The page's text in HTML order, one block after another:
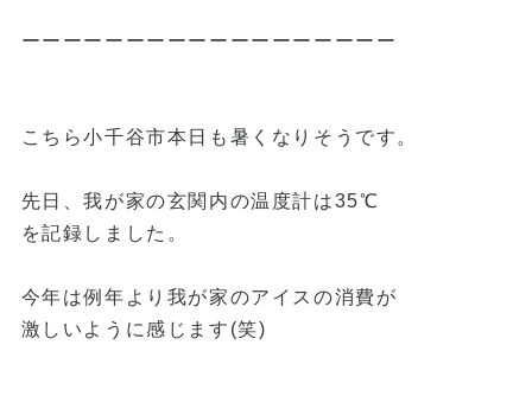
ーーーーーーーーーーーーーーーーーー
こちら小千谷市本日も暑くなりそうです。
先日、我が家の玄関内の温度計は35℃
を記録しました。
今年は例年より我が家のアイスの消費が
激しいように感じます(笑)